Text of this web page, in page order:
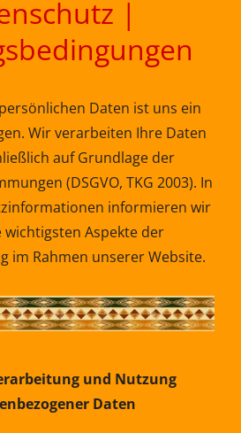
|
Daten ist uns ein
Wir verarbeiten Ihre Daten
auf Grundlage der
(DSGVO, TKG 2003). In
informieren wir
wichtigsten Aspekte der
im Rahmen unserer Website.
und Nutzung
Daten